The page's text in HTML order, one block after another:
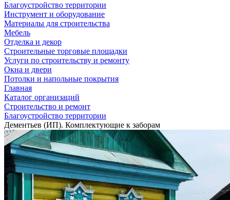
Благоустройство территории
Инструмент и оборудование
Материалы для строительства
Мебель
Отделка и декор
Строительные торговые площадки
Услуги по строительству и ремонту
Окна и двери
Потолки и напольные покрытия
Главная
Каталог организаций
Строительство и ремонт
Благоустройство территории
Дементьев (ИП). Комплектующие к заборам